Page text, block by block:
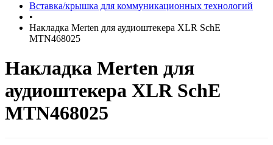
Вставка/крышка для коммуникационных технологий
•
Накладка Merten для аудиоштекера XLR SchE
MTN468025
Накладка Merten для
аудиоштекера XLR SchE
MTN468025